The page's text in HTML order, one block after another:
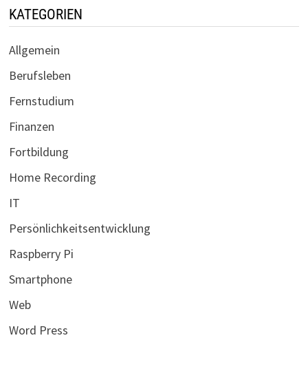
KATEGORIEN
Allgemein
Berufsleben
Fernstudium
Finanzen
Fortbildung
Home Recording
IT
Persönlichkeitsentwicklung
Raspberry Pi
Smartphone
Web
Word Press